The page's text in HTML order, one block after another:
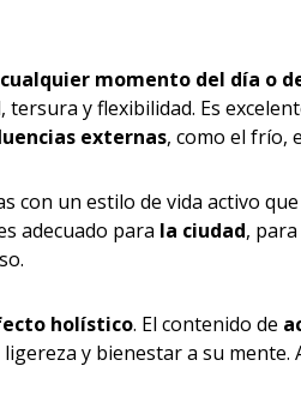
momento del día o
y flexibilidad. Es
externas, como el frío,
con un estilo de vida activo
adecuado para la ciudad,
holístico. El contenido de
y bienestar a su